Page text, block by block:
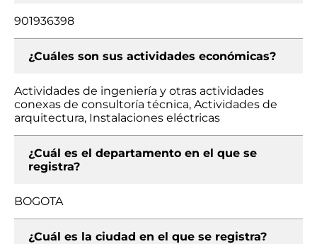
901936398
¿Cuáles son sus actividades económicas?
Actividades de ingeniería y otras actividades
conexas de consultoría técnica, Actividades de
arquitectura, Instalaciones eléctricas
¿Cuál es el departamento en el que se
registra?
BOGOTA
¿Cuál es la ciudad en el que se registra?